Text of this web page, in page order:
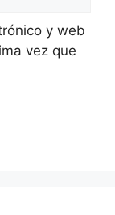
y web
vez que